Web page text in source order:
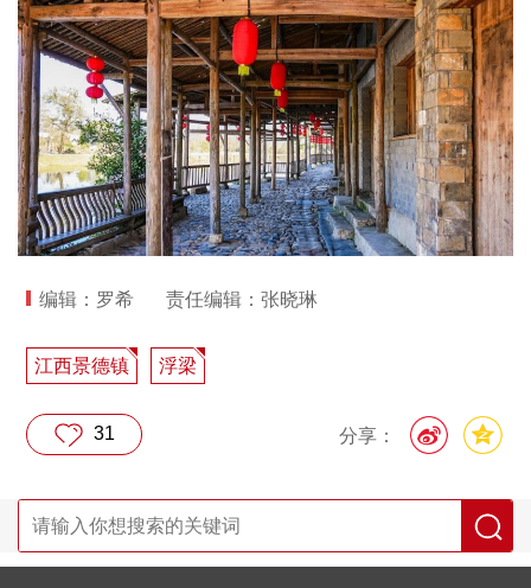
编辑：罗希 责任编辑：张晓琳
江西景德镇 浮梁
分享：
31